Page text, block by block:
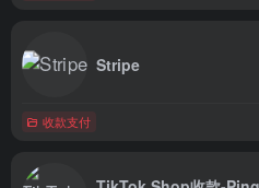
Stripe
收款支付